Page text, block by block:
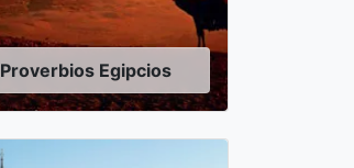
Proverbios Egipcios